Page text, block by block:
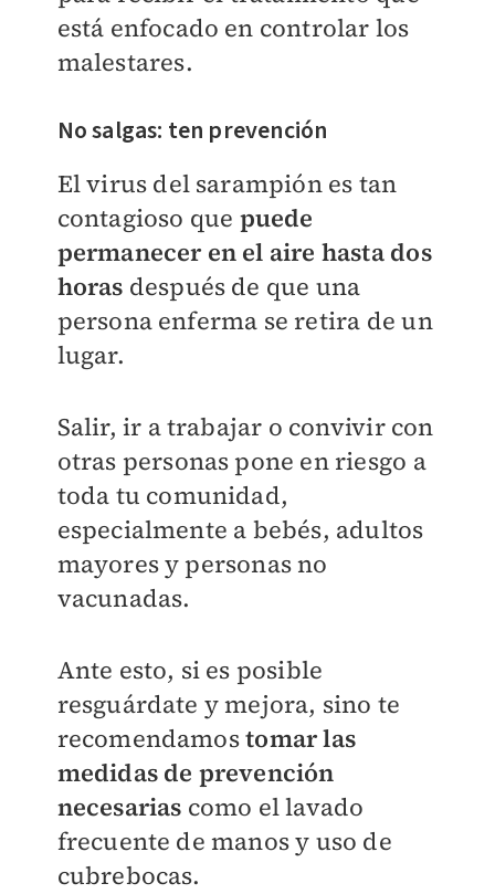
está enfocado en controlar los
malestares.
No salgas: ten prevención
El virus del sarampión es tan
contagioso que puede
permanecer en el aire hasta dos
horas después de que una
persona enferma se retira de un
lugar.
Salir, ir a trabajar o convivir con
otras personas pone en riesgo a
toda tu comunidad,
especialmente a bebés, adultos
mayores y personas no
vacunadas.
Ante esto, si es posible
resguárdate y mejora, sino te
recomendamostomar las
medidas de prevención
necesarias como el lavado
frecuente de manos y uso de
cubrebocas.